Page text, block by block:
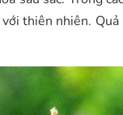
thiên nhiên.